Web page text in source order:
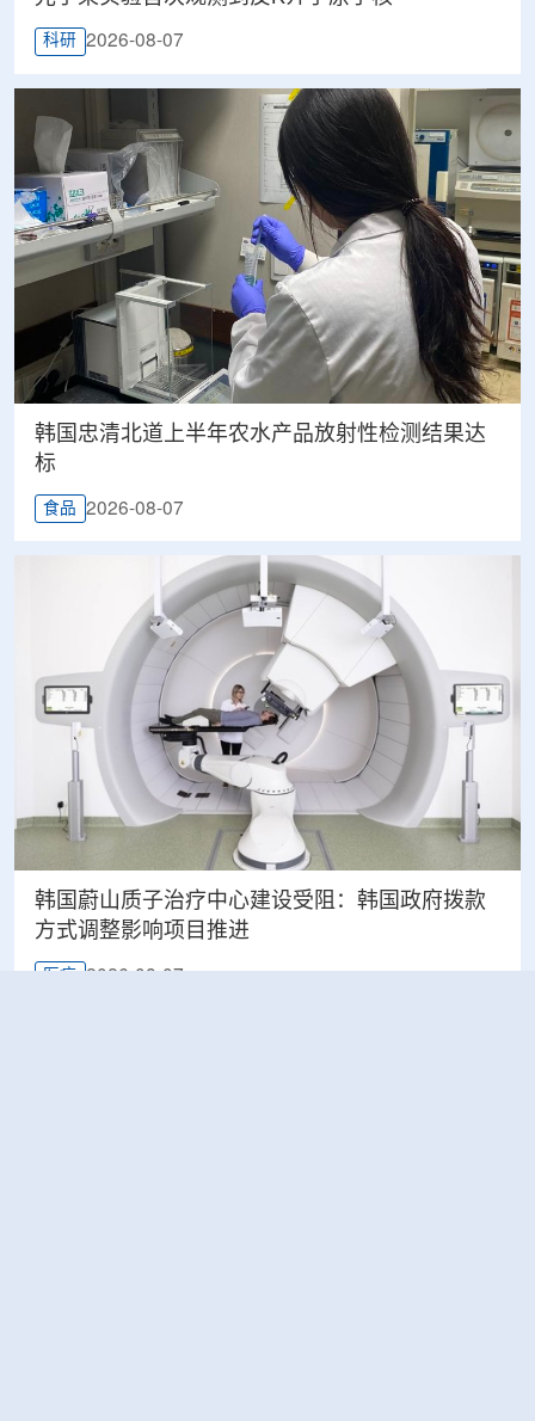
科研 2026-08-07
韩国忠清北道上半年农水产品放射性检测结果达
标
食品 2026-08-07
韩国蔚山质子治疗中心建设受阻：韩国政府拨款
方式调整影响项目推进
医疗 2026-08-07